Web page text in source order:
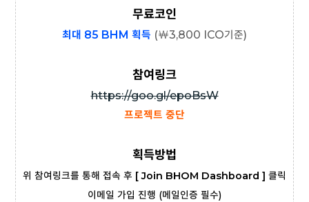
무료코인
최대 85 BHM 획득 (￦3,800 ICO기준)
참여링크
https://goo.gl/epoBsW
프로젝트 중단
획득방법
위 참여링크를 통해 접속 후 [ Join BHOM Dashboard ] 클릭
이메일 가입 진행 (메일인증 필수)